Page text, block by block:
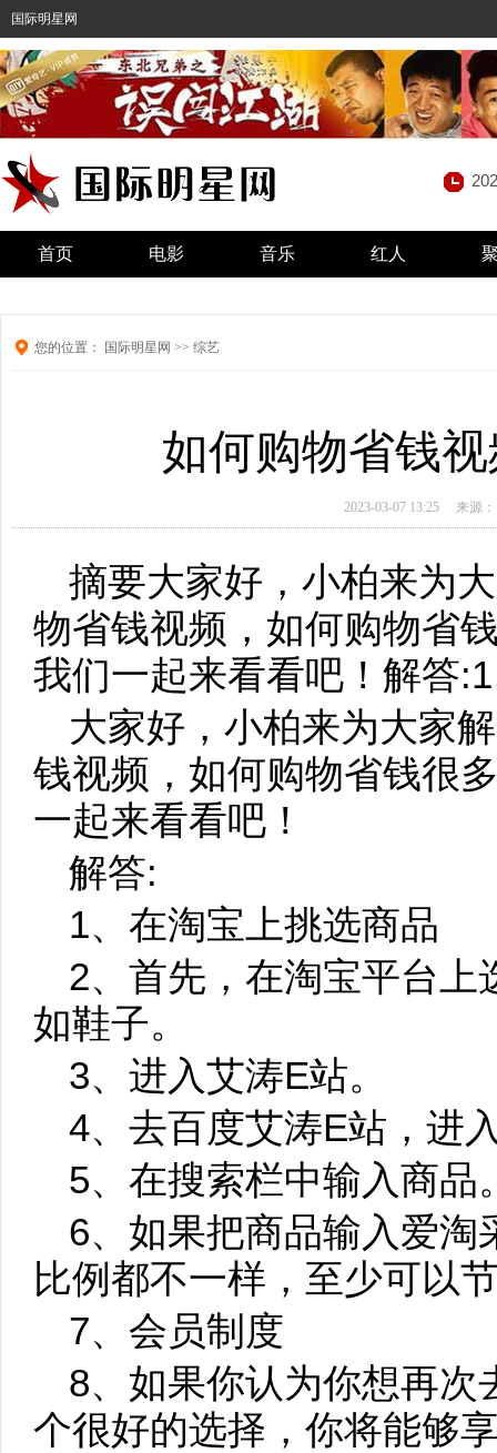
国际明星网
首页 电影 音乐 红人
您的位置： 国际明星网 >> 综艺
如何购物省钱
2023-03-07 13:25 来源
摘要大家好，小柏来为
物省钱视频，如何购物省
我们一起来看看吧！解答
大家好，小柏来为大家
钱视频，如何购物省钱很
一起来看看吧！
解答:
1、在淘宝上挑选商品
2、首先，在淘宝平台上
如鞋子。
3、进入艾涛E站。
4、去百度艾涛E站，进
5、在搜索栏中输入商品
6、如果把商品输入爱淘
比例都不一样，至少可以
7、会员制度
8、如果你认为你想再次
个很好的选择，你将能够